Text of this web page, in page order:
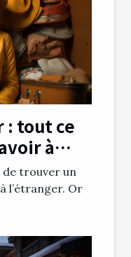
: tout ce
à
de trouver un
l’étranger. Or